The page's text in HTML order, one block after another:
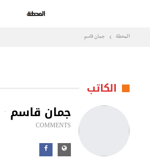
المحطة جمان قاسم
الكاتب
جمان قاسم
COMMENTS